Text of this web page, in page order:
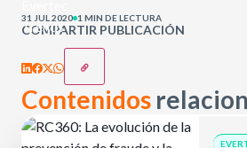
COMPARTIR PUBLICACIÓN
31 JUL 2020 1 MIN DE LECTURA
Contenidos